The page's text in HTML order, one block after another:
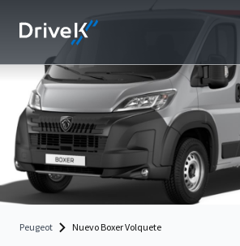
Peugeot Nuevo Boxer Volquete